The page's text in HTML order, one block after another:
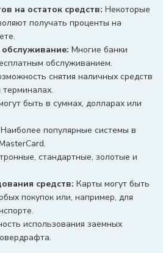
на остаток средств: Некоторые
получать проценты на
Многие банки
обслуживанием.
снятия наличных средств
быть в суммах, долларах или
Наиболее популярные системы в
стандартные, золотые и
средств: Карты могут быть
покупок или, например, для
использования заемных